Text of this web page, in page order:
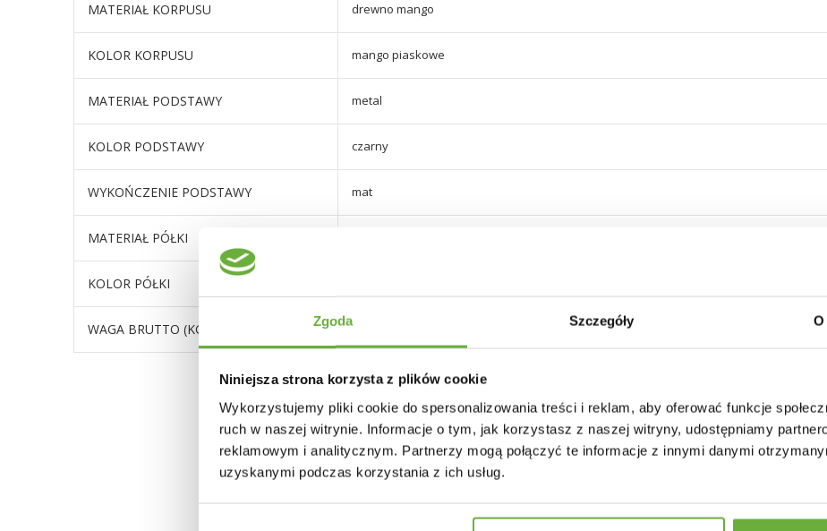
Zgoda Szczegóły
Niniejsza strona korzysta z plików cookie
Wykorzystujemy pliki cookie do spersonalizowania treści i reklam, aby oferować funkcje
ruch w naszej witrynie. Informacje o tym, jak korzystasz z naszej witryny, udostępniamy
reklamowym i analitycznym. Partnerzy mogą połączyć te informacje z innymi danymi
uzyskanymi podczas korzystania z ich usług.
MATERIAŁ KORPUSU drewno mango
KOLOR KORPUSU mango piaskowe
MATERIAŁ PODSTAWY metal
KOLOR PODSTAWY czarny
WYKOŃCZENIE PODSTAWY mat
MATERIAŁ PÓŁKI
KOLOR PÓŁKI
WAGA BRUTTO (KG) 23
30 INNYCH PRODUKTÓW W TEJ SAMEJ KATEGORII: